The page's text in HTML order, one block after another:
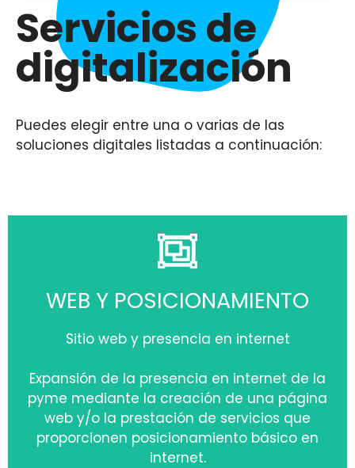
Servicios de
digitalización
Puedes elegir entre una o varias de las
soluciones digitales listadas a continuación:
WEB Y POSICIONAMIENTO
Sitio web y presencia en internet
Expansión de la presencia en internet de la
pyme mediante la creación de una página
web y/o la prestación de servicios que
proporcionen posicionamiento básico en
internet.